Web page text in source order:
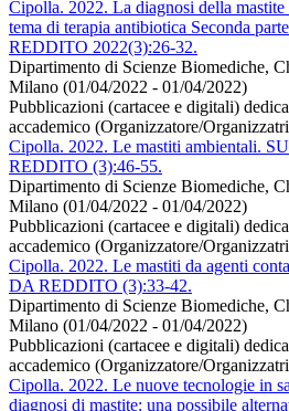
Cipolla. 2022. La diagnosi della
tema di terapia antibiotica Seconda
REDDITO 2022(3):26-32.
Dipartimento di Scienze Biomediche,
Milano (01/04/2022 - 01/04/2022)
Pubblicazioni (cartacee e digitali)
accademico (Organizzatore/
Cipolla. 2022. Le mastiti ambientali.
REDDITO (3):46-55.
Dipartimento di Scienze Biomediche,
Milano (01/04/2022 - 01/04/2022)
Pubblicazioni (cartacee e digitali)
accademico (Organizzatore/
Cipolla. 2022. Le mastiti da agenti
DA REDDITO (3):33-42.
Dipartimento di Scienze Biomediche,
Milano (01/04/2022 - 01/04/2022)
Pubblicazioni (cartacee e digitali)
accademico (Organizzatore/
Cipolla. 2022. Le nuove tecnologie in
diagnosi di mastite: una possibile